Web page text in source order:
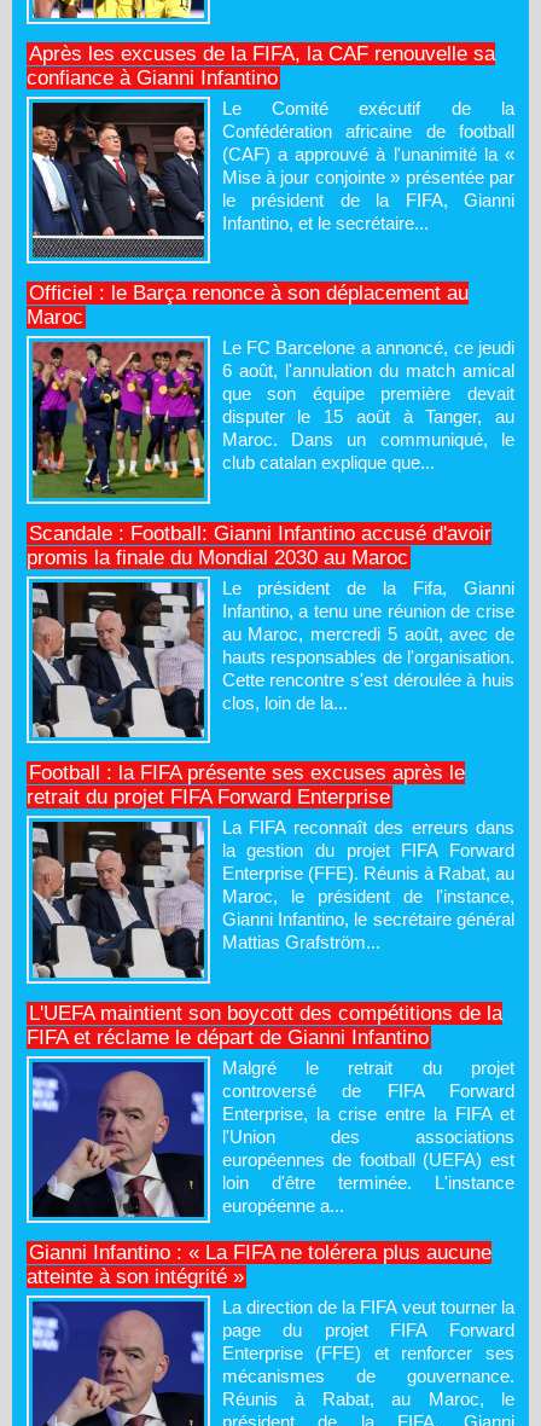
Après les excuses de la FIFA, la CAF renouvelle sa
confiance à Gianni Infantino
Le Comité exécutif de la
Confédération africaine de football
(CAF) a approuvé à l'unanimité la «
Mise à jour conjointe » présentée par
le président de la FIFA, Gianni
Infantino, et le secrétaire...
Officiel : le Barça renonce à son déplacement au
Maroc
Le FC Barcelone a annoncé, ce jeudi
6 août, l'annulation du match amical
que son équipe première devait
disputer le 15 août à Tanger, au
Maroc. Dans un communiqué, le
club catalan explique que...
Scandale : Football: Gianni Infantino accusé d'avoir
promis la finale du Mondial 2030 au Maroc
Le président de la Fifa, Gianni
Infantino, a tenu une réunion de crise
au Maroc, mercredi 5 août, avec de
hauts responsables de l'organisation.
Cette rencontre s'est déroulée à huis
clos, loin de la...
Football : la FIFA présente ses excuses après le
retrait du projet FIFA Forward Enterprise
La FIFA reconnaît des erreurs dans
la gestion du projet FIFA Forward
Enterprise (FFE). Réunis à Rabat, au
Maroc, le président de l'instance,
Gianni Infantino, le secrétaire général
Mattias Grafström...
L'UEFA maintient son boycott des compétitions de la
FIFA et réclame le départ de Gianni Infantino
Malgré le retrait du projet
controversé de FIFA Forward
Enterprise, la crise entre la FIFA et
l'Union des associations
européennes de football (UEFA) est
loin d'être terminée. L'instance
européenne a...
Gianni Infantino : « La FIFA ne tolérera plus aucune
atteinte à son intégrité »
La direction de la FIFA veut tourner la
page du projet FIFA Forward
Enterprise (FFE) et renforcer ses
mécanismes de gouvernance.
Réunis à Rabat, au Maroc, le
président de la FIFA, Gianni